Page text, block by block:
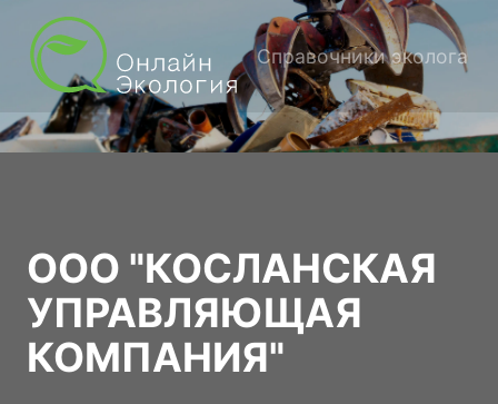
Справочники эколога
ООО "КОСЛАНСКАЯ
УПРАВЛЯЮЩАЯ
КОМПАНИЯ"